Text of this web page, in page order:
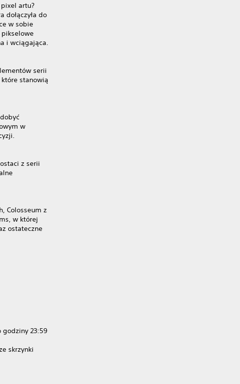
pixel artu?
dołączyła do
w sobie
i wciągająca.
serii
które stanowią
w
z serii
Colosseum z
w której
ostateczne
godziny 23:59
skrzynki